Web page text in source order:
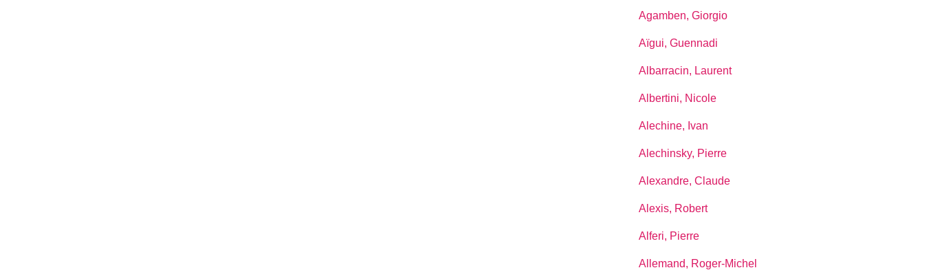
Agamben, Giorgio
Aïgui, Guennadi
Albarracin, Laurent
Albertini, Nicole
Alechine, Ivan
Alechinsky, Pierre
Alexandre, Claude
Alexis, Robert
Alferi, Pierre
Allemand, Roger-Michel